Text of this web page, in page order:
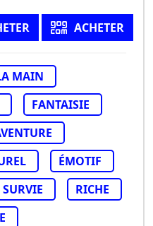
ACHETER
MAIN
FANTAISIE
ÉMOTIF
SURVIE
RICHE